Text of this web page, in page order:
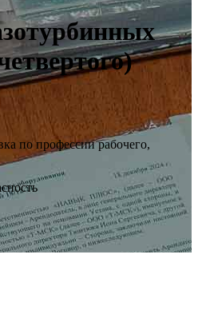
по профессии рабочего,